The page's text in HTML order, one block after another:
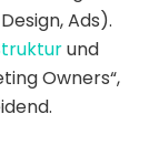
Ads).
und
Owners“,